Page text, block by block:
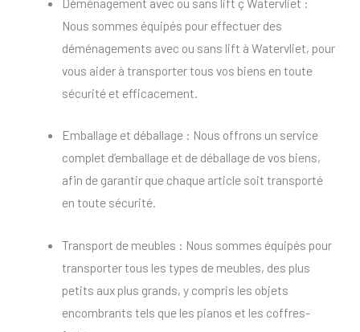
Nous sommes équipés pour effectuer des
déménagements avec ou sans lift à Watervliet, pour
vous aider à transporter tous vos biens en toute
sécurité et efficacement.
Emballage et déballage : Nous offrons un service
complet d’emballage et de déballage de vos biens,
afin de garantir que chaque article soit transporté
en toute sécurité.
Transport de meubles : Nous sommes équipés pour
transporter tous les types de meubles, des plus
petits aux plus grands, y compris les objets
encombrants tels que les pianos et les coffres-